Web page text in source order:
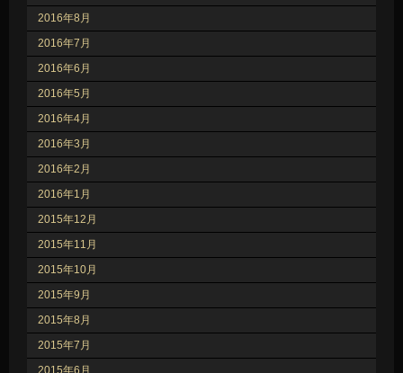
2016年8月
2016年7月
2016年6月
2016年5月
2016年4月
2016年3月
2016年2月
2016年1月
2015年12月
2015年11月
2015年10月
2015年9月
2015年8月
2015年7月
2015年6月